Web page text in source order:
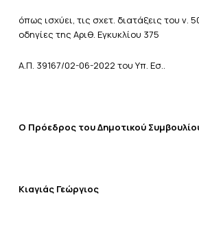
όπως ισχύει, τις σχετ. διατάξεις του ν.
οδηγίες της Αριθ. Εγκυκλίου 375
Α.Π. 39167/02-06-2022 του Υπ. Εσ..
Ο Πρόεδρος του Δημοτικού
Κιαγιάς Γεώργιος